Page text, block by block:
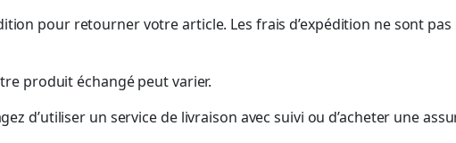
pour retourner votre article. Les frais d’expédition ne sont
produit échangé peut varier.
d’utiliser un service de livraison avec suivi ou d’acheter une